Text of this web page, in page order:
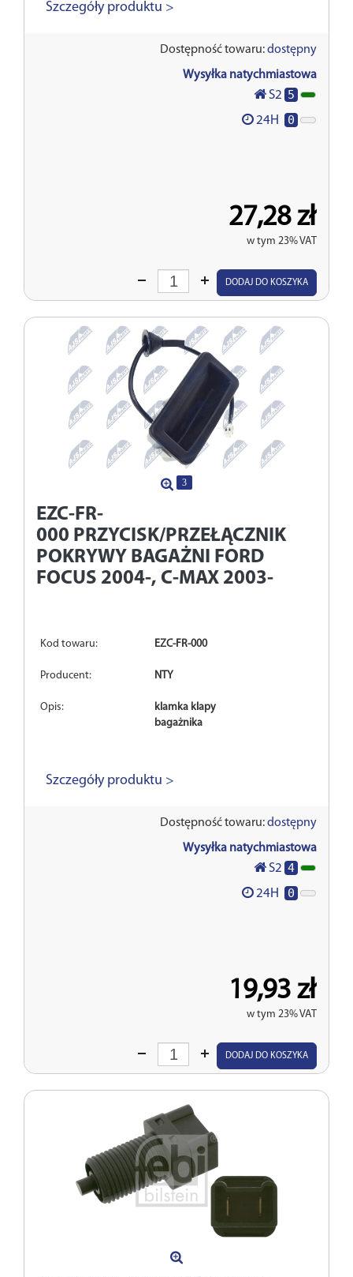
Szczegóły produktu >
Dostępność towaru:dostępny
Wysyłka natychmiastowa
S2 5
24H 0
27,28 zł
w tym 23% VAT
Wprowadź
DODAJ DO KOSZYKA
3
EZC-FR-
000 PRZYCISK/PRZEŁĄCZNIK
POKRYWY BAGAŻNI FORD
FOCUS 2004-, C-MAX 2003-
Kod towaru: EZC-FR-000
Producent: NTY
Opis:
klamka klapy
bagażnika
Szczegóły produktu >
Dostępność towaru:dostępny
Wysyłka natychmiastowa
S2 4
24H 0
19,93 zł
w tym 23% VAT
Wprowadź
DODAJ DO KOSZYKA